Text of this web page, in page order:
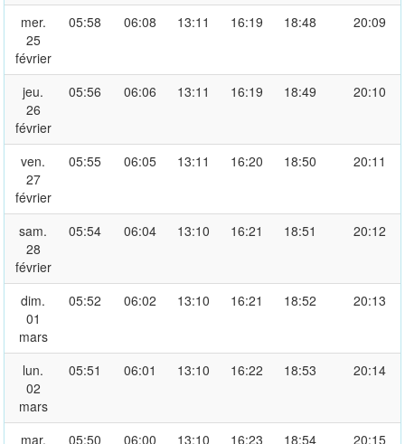
mer.
25
février
05:58 06:08 13:11 16:19 18:48 20:09
jeu.
26
février
05:56 06:06 13:11 16:19 18:49 20:10
ven.
27
février
05:55 06:05 13:11 16:20 18:50 20:11
sam.
28
février
05:54 06:04 13:10 16:21 18:51 20:12
dim.
01
mars
05:52 06:02 13:10 16:21 18:52 20:13
lun.
02
mars
05:51 06:01 13:10 16:22 18:53 20:14
mar. 05:50 06:00 13:10 16:23 18:54 20:15